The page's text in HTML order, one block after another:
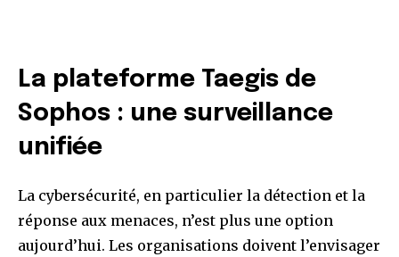
La plateforme Taegis de
Sophos : une surveillance
unifiée
La cybersécurité, en particulier la détection et la
réponse aux menaces, n’est plus une option
aujourd’hui. Les organisations doivent l’envisager